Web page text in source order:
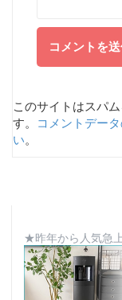
このサイトはスパ
す。
コメントデー
い。
★昨年から人気急